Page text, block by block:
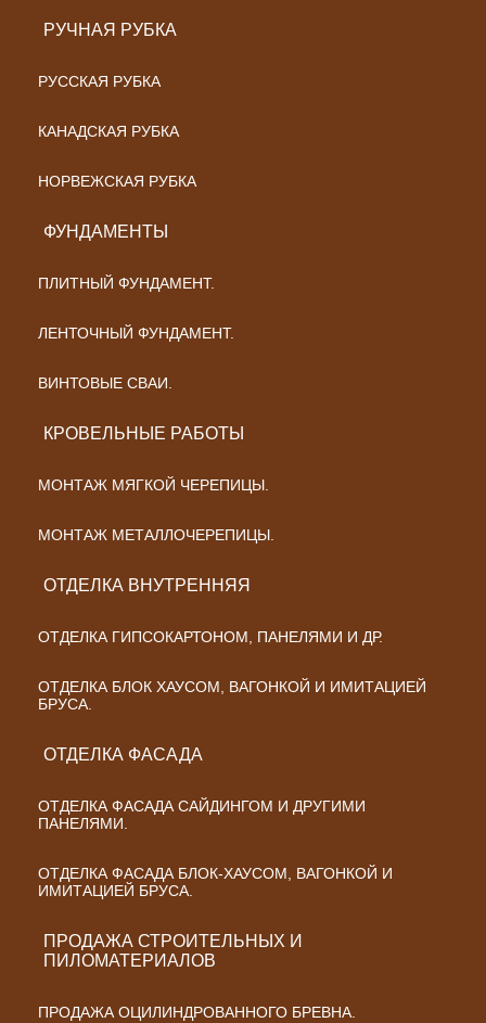
РУЧНАЯ РУБКА
РУССКАЯ РУБКА
КАНАДСКАЯ РУБКА
НОРВЕЖСКАЯ РУБКА
ФУНДАМЕНТЫ
ПЛИТНЫЙ ФУНДАМЕНТ.
ЛЕНТОЧНЫЙ ФУНДАМЕНТ.
ВИНТОВЫЕ СВАИ.
КРОВЕЛЬНЫЕ РАБОТЫ
МОНТАЖ МЯГКОЙ ЧЕРЕПИЦЫ.
МОНТАЖ МЕТАЛЛОЧЕРЕПИЦЫ.
ОТДЕЛКА ВНУТРЕННЯЯ
ОТДЕЛКА ГИПСОКАРТОНОМ, ПАНЕЛЯМИ И ДР.
ОТДЕЛКА БЛОК ХАУСОМ, ВАГОНКОЙ И ИМИТАЦИЕЙ
БРУСА.
ОТДЕЛКА ФАСАДА
ОТДЕЛКА ФАСАДА САЙДИНГОМ И ДРУГИМИ
ПАНЕЛЯМИ.
ОТДЕЛКА ФАСАДА БЛОК-ХАУСОМ, ВАГОНКОЙ И
ИМИТАЦИЕЙ БРУСА.
ПРОДАЖА СТРОИТЕЛЬНЫХ И
ПИЛОМАТЕРИАЛОВ
ПРОДАЖА ОЦИЛИНДРОВАННОГО БРЕВНА.